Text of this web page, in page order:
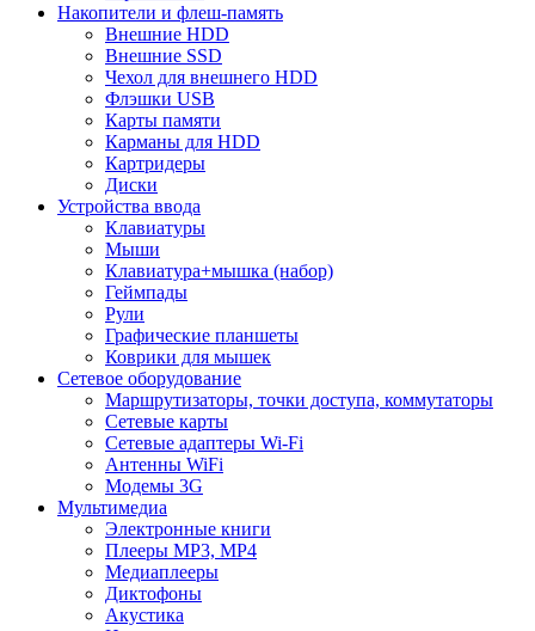
Накопители и флеш-память
Внешние HDD
Внешние SSD
Чехол для внешнего HDD
Флэшки USB
Карты памяти
Карманы для HDD
Картридеры
Диски
Устройства ввода
Клавиатуры
Мыши
Клавиатура+мышка (набор)
Геймпады
Рули
Графические планшеты
Коврики для мышек
Сетевое оборудование
Маршрутизаторы, точки доступа, коммутаторы
Сетевые карты
Сетевые адаптеры Wi-Fi
Антенны WiFi
Модемы 3G
Мультимедиа
Электронные книги
Плееры MP3, MP4
Медиаплееры
Диктофоны
Акустика